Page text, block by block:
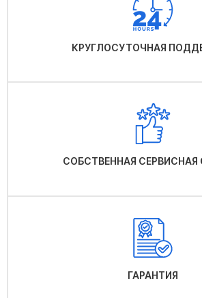
КРУГЛОСУТОЧНАЯ
СОБСТВЕННАЯ
ГАРАНТИЯ